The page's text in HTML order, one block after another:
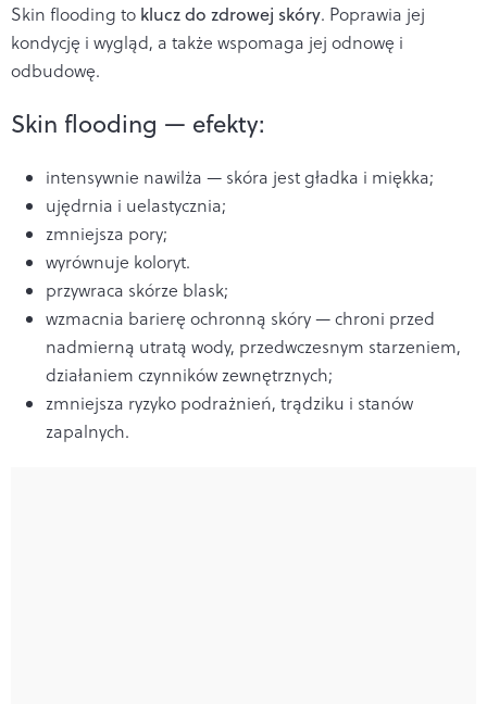
Skin flooding to klucz do zdrowej skóry. Poprawia jej
kondycję i wygląd, a także wspomaga jej odnowę i
odbudowę.
Skin flooding — efekty:
intensywnie nawilża — skóra jest gładka i miękka;
ujędrnia i uelastycznia;
zmniejsza pory;
wyrównuje koloryt.
przywraca skórze blask;
wzmacnia barierę ochronną skóry — chroni przed
nadmierną utratą wody, przedwczesnym starzeniem,
działaniem czynników zewnętrznych;
zmniejsza ryzyko podrażnień, trądziku i stanów
zapalnych.